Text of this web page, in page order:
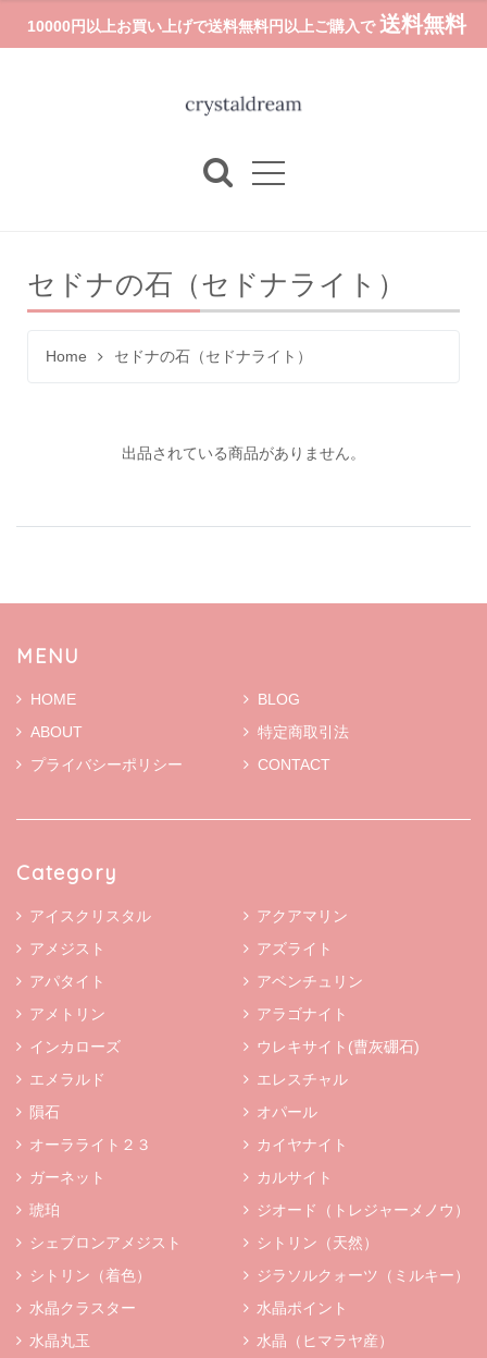
10000円以上お買い上げで送料無料円以上ご購入で 送料無料
セドナの石（セドナライト）
Home セドナの石（セドナライト）
出品されている商品がありません。
MENU
HOME
BLOG
ABOUT
特定商取引法
プライバシーポリシー
CONTACT
Category
アイスクリスタル
アクアマリン
アメジスト
アズライト
アパタイト
アベンチュリン
アメトリン
アラゴナイト
インカローズ
ウレキサイト(曹灰硼石)
エメラルド
エレスチャル
隕石
オパール
オーラライト２３
カイヤナイト
ガーネット
カルサイト
琥珀
ジオード（トレジャーメノウ）
シェブロンアメジスト
シトリン（天然）
シトリン（着色）
ジラソルクォーツ（ミルキー）
水晶クラスター
水晶ポイント
水晶丸玉
水晶（ヒマラヤ産）